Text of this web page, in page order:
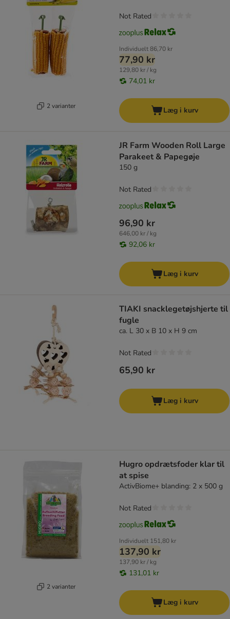
2 varianter
Individuelt86,70 kr
77,90 kr
129,80 kr / kg
74,01 kr
Not Rated
Læg i kurv
JR Farm Wooden Roll Large
Parakeet & Papegøje
150 g
96,90 kr
646,00 kr / kg
92,06 kr
Not Rated
Læg i kurv
TIAKI snacklegetøjshjerte til
fugle
ca. L 30 x B 10 x H 9 cm
65,90 kr
Not Rated
Læg i kurv
2 varianter
Hugro opdrætsfoder klar til
at spise
ActivBiome+ blanding: 2 x 500 g
Individuelt 151,80 kr
137,90 kr
137,90 kr / kg
131,01 kr
Not Rated
Læg i kurv